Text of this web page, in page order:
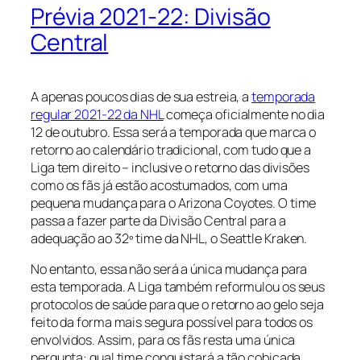
Prévia 2021-22: Divisão
Central
A apenas poucos dias de sua estreia, atemporada
regular 2021-22 da NHLcomeça oficialmente no dia
12 de outubro. Essa será a temporada que marca o
retorno ao calendário tradicional, com tudo que a
Liga tem direito – inclusive o retorno das divisões
como os fãs já estão acostumados, com uma
pequena mudança para o Arizona Coyotes. O time
passa a fazer parte da Divisão Central para a
adequação ao 32º time da NHL, o Seattle Kraken.
No entanto, essa não será a única mudança para
esta temporada. A Liga também reformulou os seus
protocolos de saúde para que o retorno ao gelo seja
feito da forma mais segura possível para todos os
envolvidos. Assim, para os fãs resta uma única